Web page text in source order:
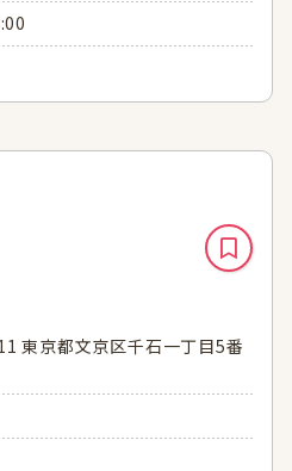
東京都文京区千石一丁目5番